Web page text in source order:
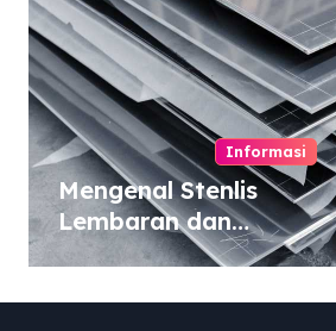
Informasi
Mengenal Stenlis
Lembaran dan
Komposisinya